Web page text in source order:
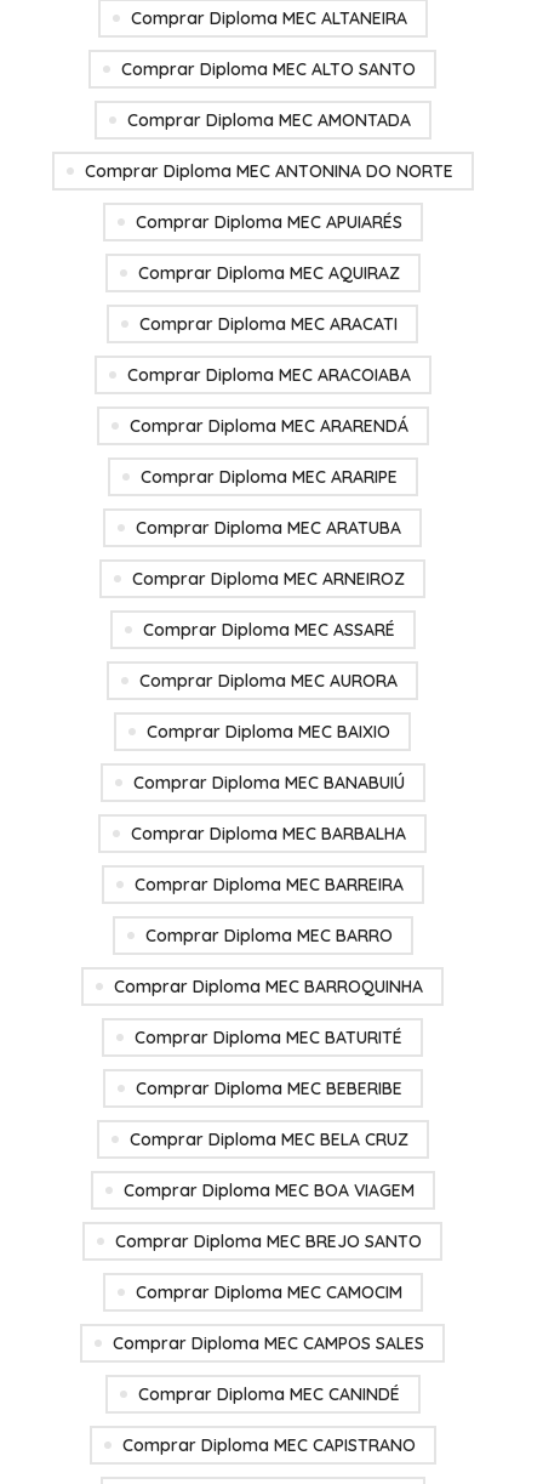
Comprar Diploma MEC ALTANEIRA
Comprar Diploma MEC ALTO SANTO
Comprar Diploma MEC AMONTADA
Comprar Diploma MEC ANTONINA DO NORTE
Comprar Diploma MEC APUIARÉS
Comprar Diploma MEC AQUIRAZ
Comprar Diploma MEC ARACATI
Comprar Diploma MEC ARACOIABA
Comprar Diploma MEC ARARENDÁ
Comprar Diploma MEC ARARIPE
Comprar Diploma MEC ARATUBA
Comprar Diploma MEC ARNEIROZ
Comprar Diploma MEC ASSARÉ
Comprar Diploma MEC AURORA
Comprar Diploma MEC BAIXIO
Comprar Diploma MEC BANABUIÚ
Comprar Diploma MEC BARBALHA
Comprar Diploma MEC BARREIRA
Comprar Diploma MEC BARRO
Comprar Diploma MEC BARROQUINHA
Comprar Diploma MEC BATURITÉ
Comprar Diploma MEC BEBERIBE
Comprar Diploma MEC BELA CRUZ
Comprar Diploma MEC BOA VIAGEM
Comprar Diploma MEC BREJO SANTO
Comprar Diploma MEC CAMOCIM
Comprar Diploma MEC CAMPOS SALES
Comprar Diploma MEC CANINDÉ
Comprar Diploma MEC CAPISTRANO